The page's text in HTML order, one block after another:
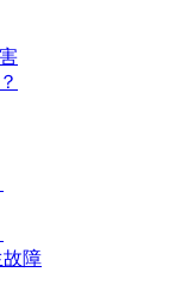
障